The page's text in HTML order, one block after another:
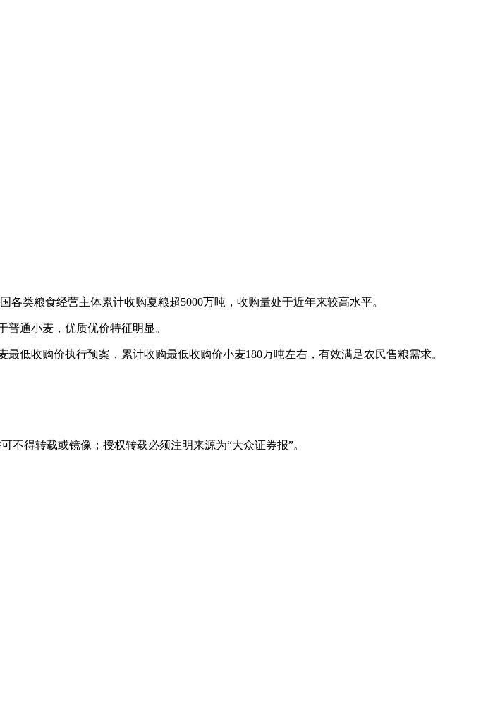
类粮食经营主体累计收购夏粮超5000万吨，收购量处于近年来较高水平。
通小麦，优质优价特征明显。
低收购价执行预案，累计收购最低收购价小麦180万吨左右，有效满足农民售粮需求。
得转载或镜像；授权转载必须注明来源为“大众证券报”。